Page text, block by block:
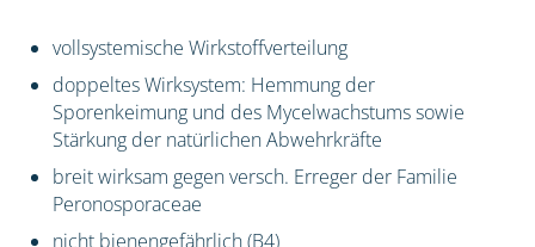
vollsystemische Wirkstoffverteilung
doppeltes Wirksystem: Hemmung der
Sporenkeimung und des Mycelwachstums sowie
Stärkung der natürlichen Abwehrkräfte
breit wirksam gegen versch. Erreger der Familie
Peronosporaceae
nicht bienengefährlich (B4)